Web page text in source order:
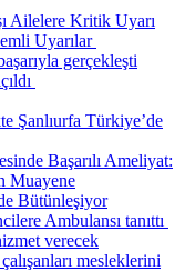
Ailelere Kritik Uyarı
Uyarılar
gerçekleşti
Şanlıurfa Türkiye’de
Başarılı Ameliyat:
Muayene
Bütünleşiyor
Ambulansı tanıttı
verecek
mesleklerini